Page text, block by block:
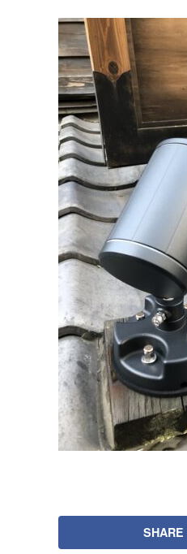
SHARE